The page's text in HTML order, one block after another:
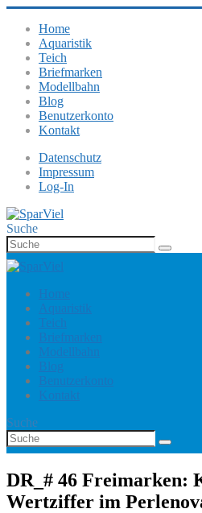
Home
Aquaristik
Teich
Briefmarken
Modellbahn
Blog
Benutzerkonto
Kontakt
Datenschutz
Impressum
Log-In
Suche
Home
Aquaristik
Teich
Briefmarken
Modellbahn
Blog
Benutzerkonto
Kontakt
Suche
DR_# 46 Freimarken:
Wertziffer im